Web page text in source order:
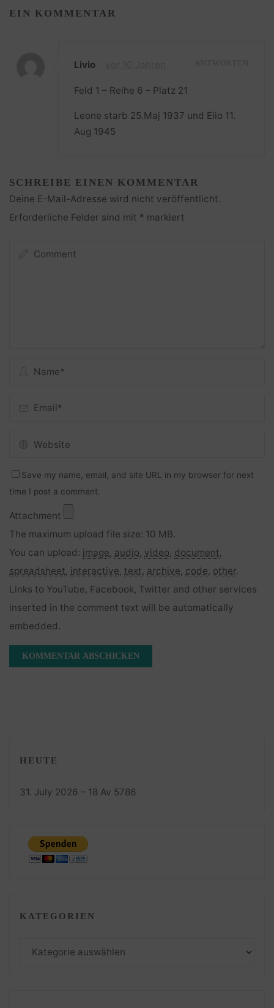
EIN KOMMENTAR
Livio
Feld 1 – Reihe 6 – Platz 21
Leone starb 25.Maj 1937 und Elio 11.
Aug 1945
SCHREIBE EINEN KOMMENTAR
Deine E-Mail-Adresse wird nicht veröffentlicht.
Erforderliche Felder sind mit * markiert
Save my name, email, and site URL in my browser for next
time I post a comment.
Attachment
The maximum upload file size: 10 MB.
You can upload: image, audio, video, document,
spreadsheet, interactive, text, archive, code, other.
Links to YouTube, Facebook, Twitter and other services
inserted in the comment text will be automatically
embedded.
HEUTE
31. July 2026 – 18 Av 5786
KATEGORIEN
Kategorien